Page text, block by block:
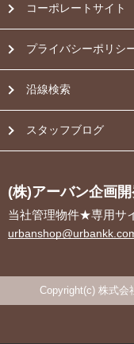
コーポレートサイト
プライバシーポリシ
沿線検索
スタッフブログ
(株)アーバン企画
当社管理物件★専用サ
Copyright(c) 株式会